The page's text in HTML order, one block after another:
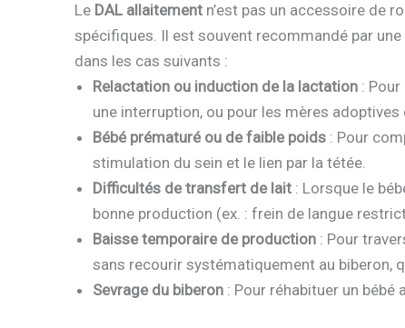
Le DAL allaitement n’est pas un accessoire de
spécifiques. Il est souvent recommandé par
dans les cas suivants :
Relactation ou induction de la lactation :
une interruption, ou pour les mères
Bébé prématuré ou de faible poids : Pour
stimulation du sein et le lien par la tétée.
Difficultés de transfert de lait : Lorsque le
bonne production (ex. : frein de langue
Baisse temporaire de production : Pour
sans recourir systématiquement au biberon,
Sevrage du biberon : Pour réhabituer un bébé